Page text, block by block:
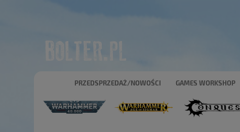
PRZEDSPRZEDAŻ/NOWOŚCI GAMES WORKSHOP